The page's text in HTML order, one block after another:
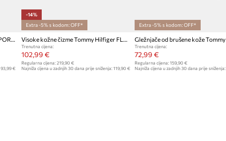
93,99 €
-14%
Extra -5% s kodom: OFF*
Trenutna cijena:
102,99 €
Regularna cijena: 219,90 €
Najniža cijena u zadnjih 30 dana prije sniženja: 119,90 €
Extra -5% s kodom: OFF*
Trenutna cijena:
72,99 €
Regularna cijena: 159,90 €
Najniža cijena u zadnjih 30 dana prije sniženja: